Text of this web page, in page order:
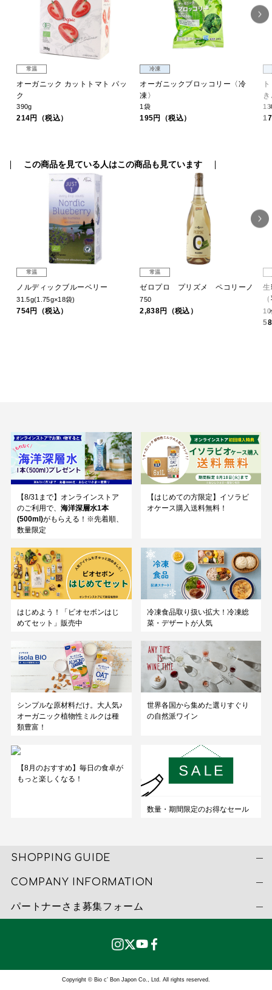
常温
オーガニック カットトマト パッ
ク
390g
214円（税込）
冷凍
オーガニックブロッコリー〈冷
凍〉
1袋
195円（税込）
この商品を見ている人はこの商品も見ています
常温
ノルディックブルーベリー
31.5g(1.75g×18袋)
754円（税込）
常温
ゼロプロ プリズメ ペコリーノ
750
2,838円（税込） 10
【8/31まで】オンラインストア
のご利用で、 海洋深層水1本
(500ml)がもらえる！※先着順、
数量限定
【はじめての方限定】イソラビ
オケース購入送料無料！
はじめよう！「ビオセボンはじ
めてセット」販売中
冷凍食品取り扱い拡大！冷凍総
菜・デザートが人気
シンプルな原材料だけ。大人気♪
オーガニック植物性ミルクは種
類豊富！
世界各国から集めた選りすぐり
の自然派ワイン
【8月のおすすめ】毎日の食卓が
もっと楽しくなる！
数量・期間限定のお得なセール
SHOPPING GUIDE
COMPANY INFORMATION
パートナーさま募集フォーム
Copyright © Bio c’ Bon Japon Co., Ltd. All rights reserved.